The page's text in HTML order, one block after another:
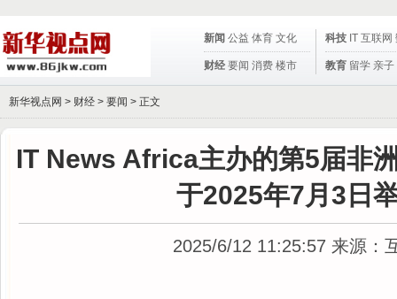
新闻 公益 体育 文化
财经 要闻 消费 楼市
科技 IT 互联网
教育 留学 亲子
新华视点网 > 财经 > 要闻 > 正文
IT News Africa主办的第5届非
于2025年7月3日
2025/6/12 11:25:57 来源：